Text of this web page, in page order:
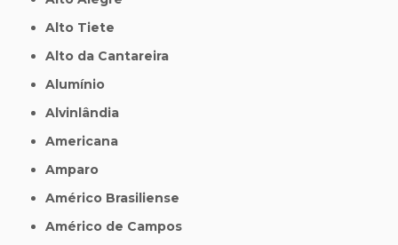
Alto Tiete
Alto da Cantareira
Alumínio
Alvinlândia
Americana
Amparo
Américo Brasiliense
Américo de Campos